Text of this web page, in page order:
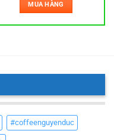
MUA HÀNG
#coffeenguyenduc